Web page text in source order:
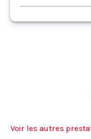
Voir les autres